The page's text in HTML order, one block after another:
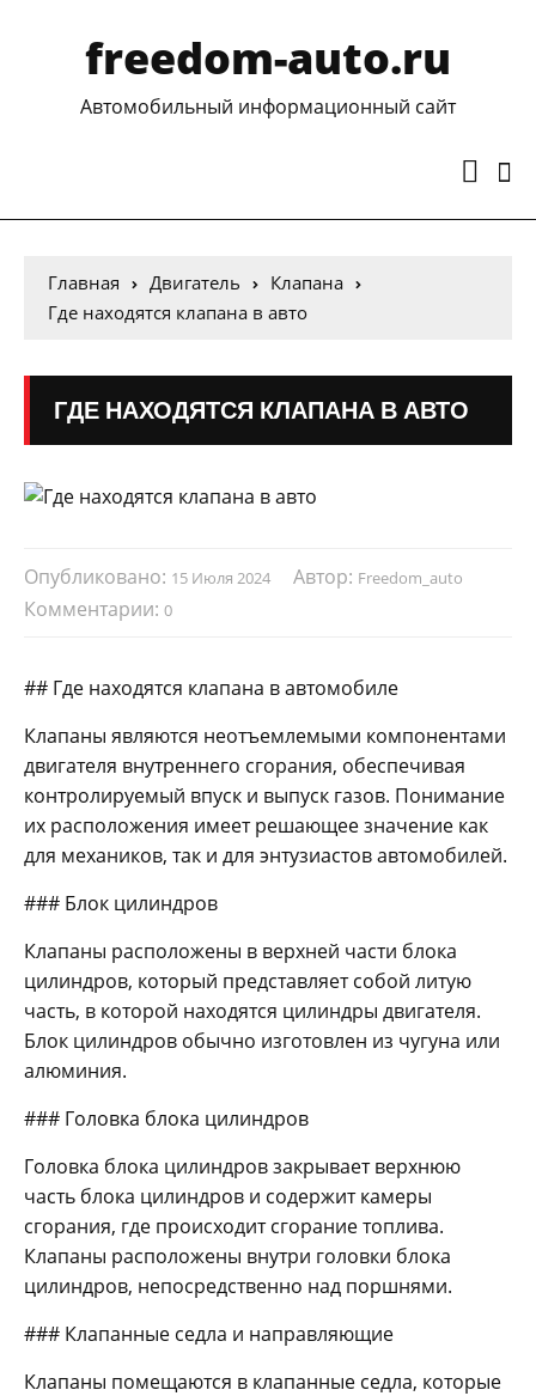
freedom-auto.ru
Автомобильный информационный сайт
Главная Двигатель
Клапана
Где находятся клапана в авто
ГДЕ НАХОДЯТСЯ КЛАПАНА В АВТО
Опубликовано: 15 Июля 2024 Автор: Freedom_auto
Комментарии: 0
## Где находятся клапана в автомобиле
Клапаны являются неотъемлемыми компонентами
двигателя внутреннего сгорания, обеспечивая
контролируемый впуск и выпуск газов. Понимание
их расположения имеет решающее значение как
для механиков, так и для энтузиастов автомобилей.
### Блок цилиндров
Клапаны расположены в верхней части блока
цилиндров, который представляет собой литую
часть, в которой находятся цилиндры двигателя.
Блок цилиндров обычно изготовлен из чугуна или
алюминия.
### Головка блока цилиндров
Головка блока цилиндров закрывает верхнюю
часть блока цилиндров и содержит камеры
сгорания, где происходит сгорание топлива.
Клапаны расположены внутри головки блока
цилиндров, непосредственно над поршнями.
### Клапанные седла и направляющие
Клапаны помещаются в клапанные седла, которые